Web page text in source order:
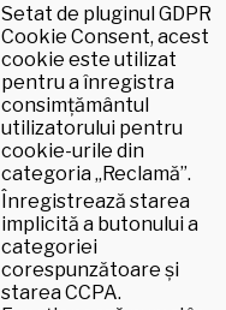
Setat de pluginul GDPR
Cookie Consent, acest
cookie este utilizat
pentru a înregistra
consimțământul
utilizatorului pentru
cookie-urile din
categoria „Reclamă”.
Înregistrează starea
implicită a butonului a
categoriei
corespunzătoare și
starea CCPA.